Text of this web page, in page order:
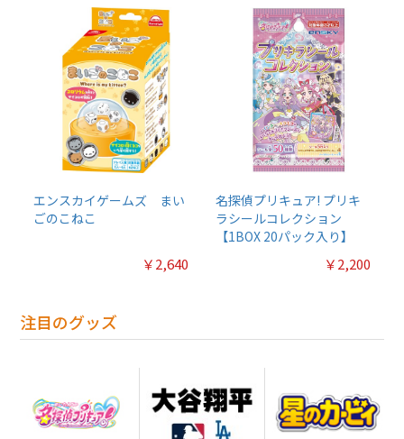
エンスカイゲームズ まい
ごのこねこ
￥2,640
名探偵プリキュア! プリキ
ラシールコレクション
【1BOX 20パック入り】
￥2,200
注目のグッズ